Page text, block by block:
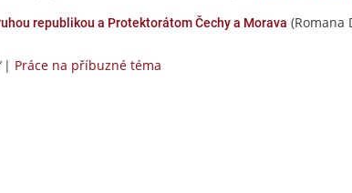
republikou a Protektorátom Čechy a Morava (Romana
| Práce na příbuzné téma